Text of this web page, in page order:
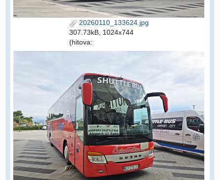
20260110_133624.jpg
307.73kB, 1024x744
(hitova: